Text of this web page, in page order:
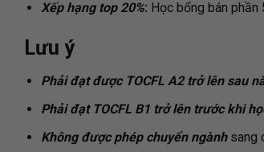
Xếp hạng top 20%: Học bổng bán phần
Lưu ý
Phải đạt được TOCFL A2 trở lên sau
Phải đạt TOCFL B1 trở lên trước khi
Không được phép chuyển ngànhsang